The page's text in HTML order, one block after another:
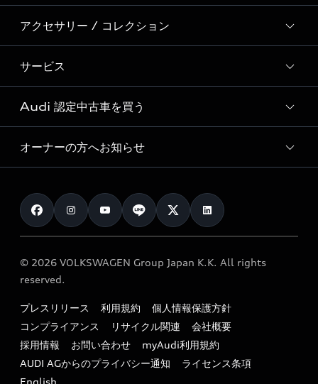
Audi Sport
Formula 1®
デジタルサービス
新車在庫検索
試乗車・展示車検索
見積り依頼
試乗予約
モデル一覧
特別仕様モデル / 限定モデル
e-tronラインアップ
価格シミュレーション
車両比較
カタログ一覧
アクセサリー / コレクション
純正アクセサリー
オンラインショップ
Audi collection
アウディナビアプリ
サービス
サービス入庫予約
サービスプログラム
メンテナンス
車検 / 定期点検
e-tronアフターサポート
myAudi
Audi 認定中古車を買う
Audi認定中古車
クオリティ
保証
メンテナンス
ファイナンス
キャンペーン / イベント
買取査定
オーナーの方へお知らせ
お知らせ
オーナー様向けキャンペーン
特定整備適用車一覧
リサイクル法
よくある質問（FAQ）
© 2026 VOLKSWAGEN Group Japan K.K. All rights
reserved.
プレスリリース 利用規約
個人情報保護方針
コンプライアンス
リサイクル関連
会社概要
採用情報
お問い合わせ
myAudi利用規約
AUDI AGからのプライバシー通知
ライセンス条項
English